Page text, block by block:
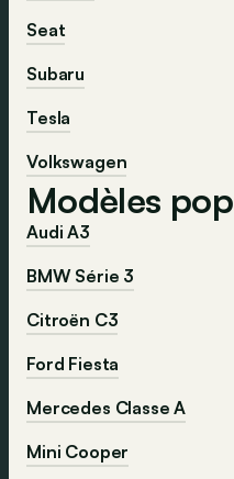
Seat
Subaru
Tesla
Volkswagen
Modèles
Audi A3
BMW Série 3
Citroën C3
Ford Fiesta
Mercedes Classe A
Mini Cooper